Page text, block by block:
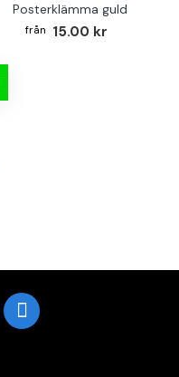
Posterklämma guld
15.00 kr